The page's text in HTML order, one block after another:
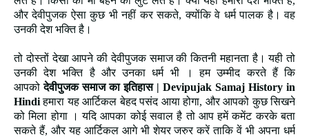
और देवीपुजक ऐसा कुछ भी नहीं कर सकते, क्योंकि वे धर्म पालक है। वह
उनकी देश भक्ति है।
तो दोस्तों देखा आपने की देवीपुजक समाज की कितनी महानता है। यही तो
उनकी देश भक्ति है और उनका धर्म भी । हम उम्मीद करते हैं कि
आपकोदेवीपुजक समाज का इतिहास | Devipujak Samaj History in
Hindiहमारा यह आर्टिकल बेहद पसंद आया होगा, और आपको कुछ सिखने
को मिला होगा । यदि आपका कोई सवाल है तो आप हमें कमेंट करके बता
सकते हैं, और यह आर्टिकल आगे भी शेयर जरुर करें ताकि वें भी अपना धर्म